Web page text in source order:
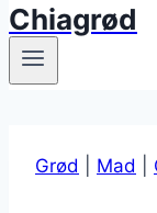
Chiagrød
Grød Mad